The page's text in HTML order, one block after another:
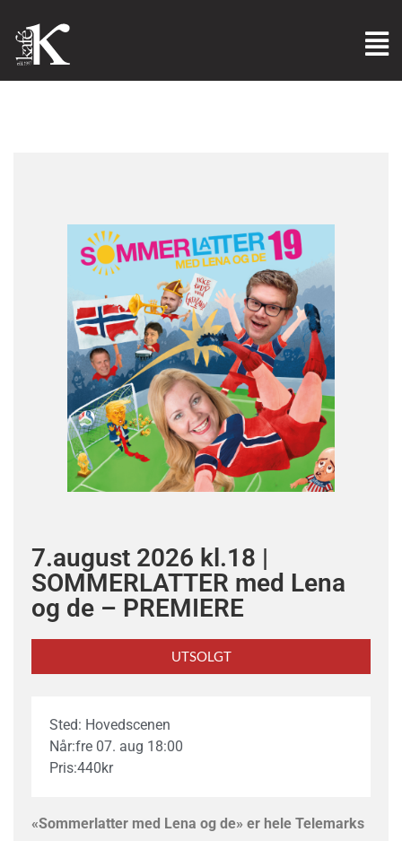
7.august 2026 kl.18 |
SOMMERLATTER med Lena
og de – PREMIERE
UTSOLGT
Sted: Hovedscenen
Når:fre 07. aug 18:00
Pris:440kr
«Sommerlatter med Lena og de» er hele Telemarks